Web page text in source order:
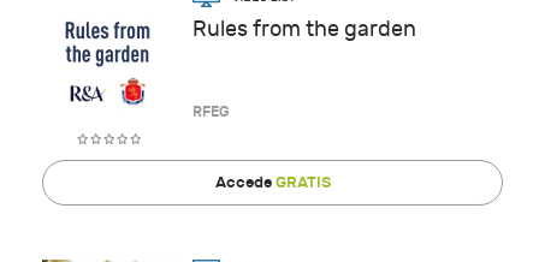
Rules from the garden
RFEG
AccedeGRATIS